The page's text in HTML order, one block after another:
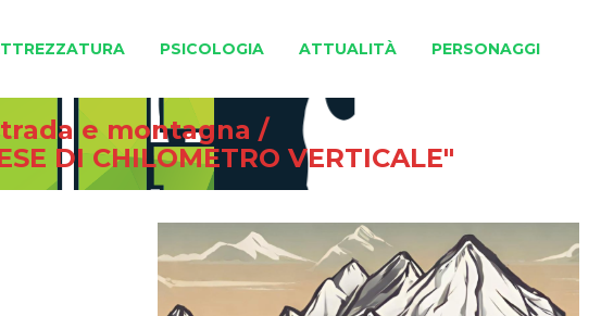
PSICOLOGIA ATTUALITÀ PERSONAGGI
e montagna /
DI CHILOMETRO VERTICALE"